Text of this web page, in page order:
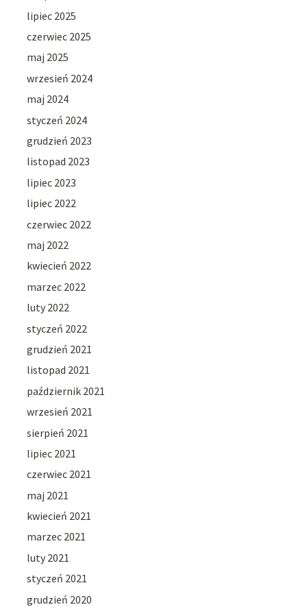
lipiec 2025
czerwiec 2025
maj 2025
wrzesień 2024
maj 2024
styczeń 2024
grudzień 2023
listopad 2023
lipiec 2023
lipiec 2022
czerwiec 2022
maj 2022
kwiecień 2022
marzec 2022
luty 2022
styczeń 2022
grudzień 2021
listopad 2021
październik 2021
wrzesień 2021
sierpień 2021
lipiec 2021
czerwiec 2021
maj 2021
kwiecień 2021
marzec 2021
luty 2021
styczeń 2021
grudzień 2020